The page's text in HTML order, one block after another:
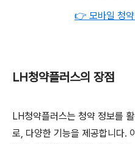
👉 모바일 청약
LH청약플러스의 장점
LH청약플러스는 청약 정보를
로, 다양한 기능을 제공합니다.